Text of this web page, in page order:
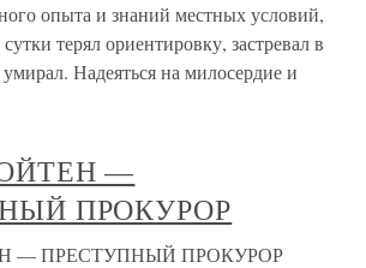
опыта и знаний местных условий,
терял ориентировку, застревал в
Надеяться на милосердие и
—
ПРОКУРОР
— ПРЕСТУПНЫЙ ПРОКУРОР